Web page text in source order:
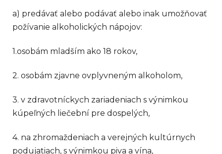
a) predávať alebo podávať alebo inak umožňovať
požívanie alkoholických nápojov:
1.osobám mladším ako 18 rokov,
2. osobám zjavne ovplyvneným alkoholom,
3. v zdravotníckych zariadeniach s výnimkou
kúpeľných liečební pre dospelých,
4. na zhromaždeniach a verejných kultúrnych
podujatiach, s výnimkou piva a vína,